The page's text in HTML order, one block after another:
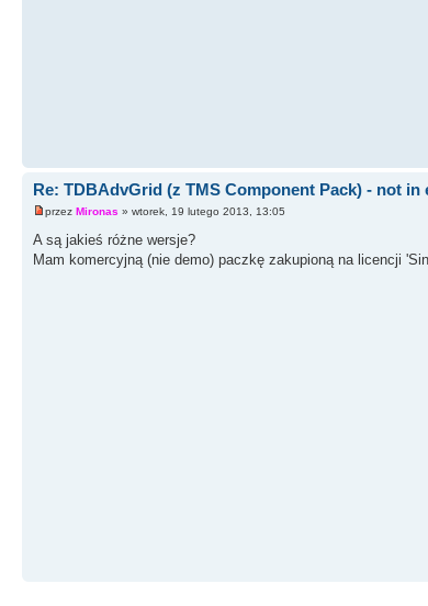
Re: TDBAdvGrid (z TMS Component Pack) - not in
przez Mironas » wtorek, 19 lutego 2013, 13:05
A są jakieś różne wersje?
Mam komercyjną (nie demo) paczkę zakupioną na licencji